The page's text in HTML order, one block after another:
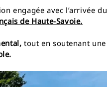
engagée avec l’arrivée du
de Haute-Savoie.
tout en soutenant une